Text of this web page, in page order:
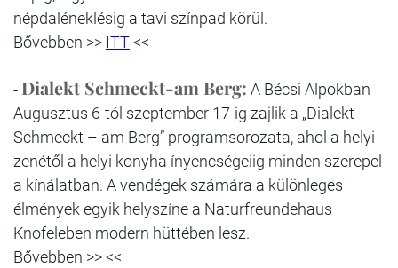
népdaléneklésig a tavi színpad körül.
Bővebben >> ITT<<
- Dialekt Schmeckt-am Berg: A Bécsi Alpokban
Augusztus 6-tól szeptember 17-ig zajlik a „Dialekt
Schmeckt – am Berg” programsorozata, ahol a helyi
zenétől a helyi konyha ínyencségeiig minden szerepel
a kínálatban. A vendégek számára a különleges
élmények egyik helyszíne a Naturfreundehaus
Knofeleben modern hüttében lesz.
Bővebben >> <<